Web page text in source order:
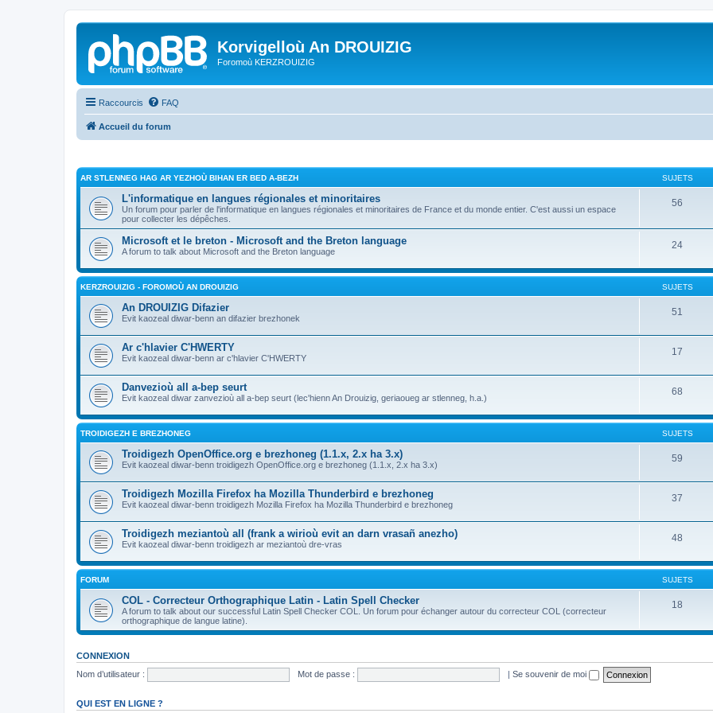
Korvigelloù An DROUIZIG
Foromoù KERZROUIZIG
Raccourcis FAQ
Accueil du forum
AR STLENNEG HAG AR YEZHOÙ BIHAN ER BED A-BEZH SUJETS
L'informatique en langues régionales et minoritaires
Un forum pour parler de l'informatique en langues régionales et minoritaires de France et du monde entier. C'est aussi un espace
pour collecter les dépêches.
56
Microsoft et le breton - Microsoft and the Breton language
A forum to talk about Microsoft and the Breton language
24
KERZROUIZIG - FOROMOÙ AN DROUIZIG SUJETS
An DROUIZIG Difazier
Evit kaozeal diwar-benn an difazier brezhonek
51
Ar c'hlavier C'HWERTY
Evit kaozeal diwar-benn ar c'hlavier C'HWERTY
17
Danvezioù all a-bep seurt
Evit kaozeal diwar zanvezioù all a-bep seurt (lec'hienn An Drouizig, geriaoueg ar stlenneg, h.a.)
68
TROIDIGEZH E BREZHONEG SUJETS
Troidigezh OpenOffice.org e brezhoneg (1.1.x, 2.x ha 3.x)
Evit kaozeal diwar-benn troidigezh OpenOffice.org e brezhoneg (1.1.x, 2.x ha 3.x)
59
Troidigezh Mozilla Firefox ha Mozilla Thunderbird e brezhoneg
Evit kaozeal diwar-benn troidigezh Mozilla Firefox ha Mozilla Thunderbird e brezhoneg
37
Troidigezh meziantoù all (frank a wirioù evit an darn vrasañ anezho)
Evit kaozeal diwar-benn troidigezh ar meziantoù dre-vras
48
FORUM SUJETS
COL - Correcteur Orthographique Latin - Latin Spell Checker
A forum to talk about our successful Latin Spell Checker COL. Un forum pour échanger autour du correcteur COL (correcteur
orthographique de langue latine).
18
CONNEXION
Nom d’utilisateur :
Mot de passe : | Se souvenir de moi
QUI EST EN LIGNE ?